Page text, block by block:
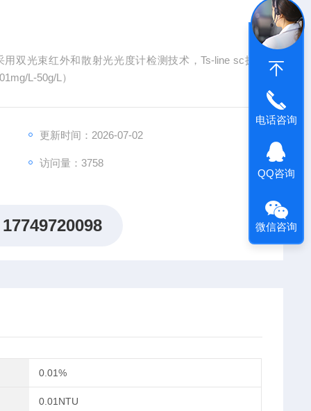
双光束红外和散射光光度计检测技术，Ts-line sc探
L-50g/L）
更新时间：2026-07-02
访问量：3758
17749720098
0.01%
0.01NTU
电话咨询
QQ咨询
微信咨询